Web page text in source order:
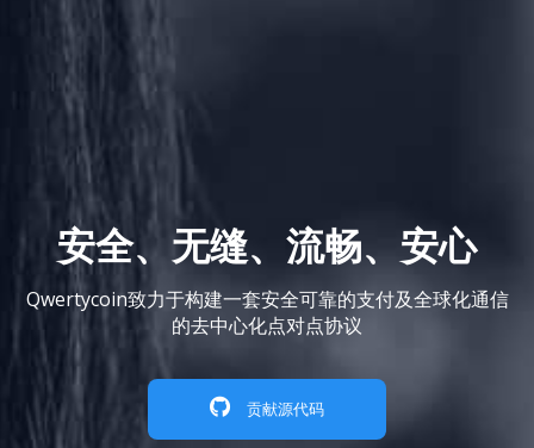
安全、无缝、流畅、安心
Qwertycoin致力于构建一套安全可靠的支付及全球化通信
的去中心化点对点协议
贡献源代码